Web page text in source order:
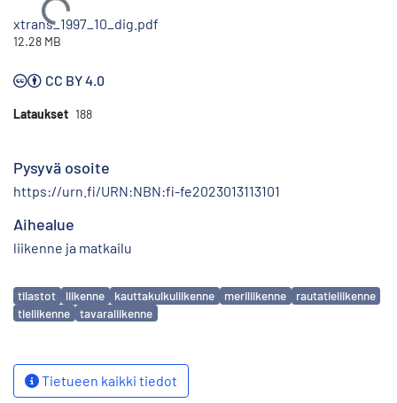
Ladataan...
xtrans_1997_10_dig.pdf
12.28 MB
CC BY 4.0
Lataukset 188
Pysyvä osoite
https://urn.fi/URN:NBN:fi-fe2023013113101
Aihealue
liikenne ja matkailu
Avainsanat
tilastot liikenne kauttakulkuliikenne meriliikenne
rautatieliikenne
tieliikenne
tavaraliikenne
Tietueen kaikki tiedot